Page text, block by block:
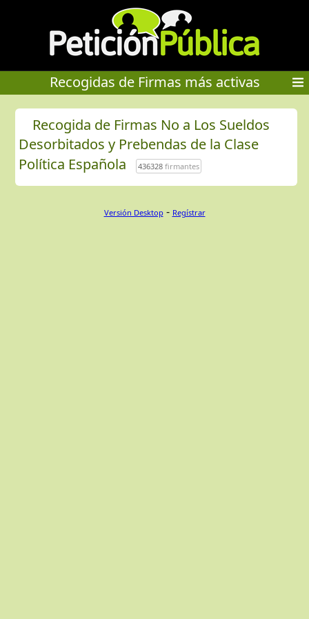
Recogidas de Firmas más activas
Recogida de Firmas No a Los Sueldos
Desorbitados y Prebendas de la Clase
Política Española
436328firmantes
Versión Desktop - Regístrar